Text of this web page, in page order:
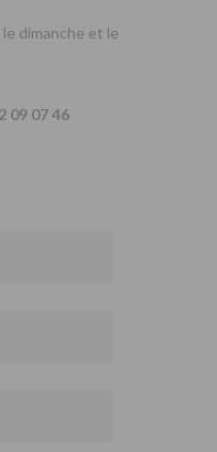
dimanche et le
09 07 46